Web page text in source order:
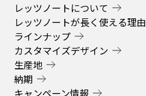
レッツノートについて
レッツノートが長く使える理由
ラインナップ
カスタマイズデザイン
生産地
納期